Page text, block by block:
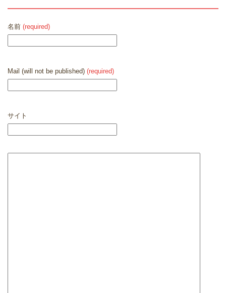
名前 (required)
Mail (will not be published) (required)
サイト